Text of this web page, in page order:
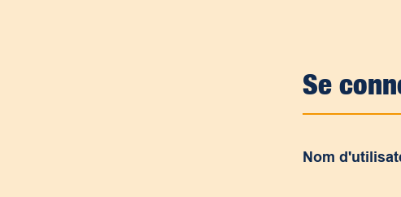
Se
Nom